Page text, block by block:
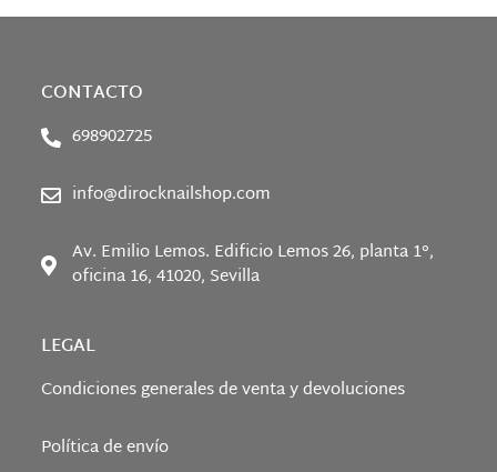
CONTACTO
698902725
info@dirocknailshop.com
Av. Emilio Lemos. Edificio Lemos 26, planta 1°,
oficina 16, 41020, Sevilla
LEGAL
Condiciones generales de venta y devoluciones
Política de envío